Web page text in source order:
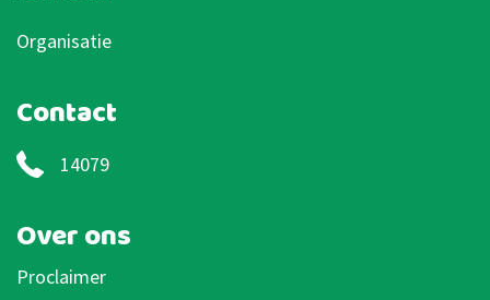
Organisatie
Contact
14079
Over ons
Proclaimer